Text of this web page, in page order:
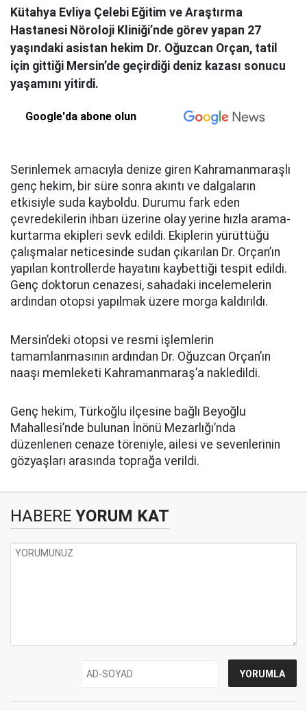
Kütahya Evliya Çelebi Eğitim ve Araştırma
Hastanesi Nöroloji Kliniği’nde görev yapan 27
yaşındaki asistan hekim Dr. Oğuzcan Orçan, tatil
için gittiği Mersin’de geçirdiği deniz kazası sonucu
yaşamını yitirdi.
Google'da abone olun
Serinlemek amacıyla denize giren Kahramanmaraşlı
genç hekim, bir süre sonra akıntı ve dalgaların
etkisiyle suda kayboldu. Durumu fark eden
çevredekilerin ihbarı üzerine olay yerine hızla arama-
kurtarma ekipleri sevk edildi. Ekiplerin yürüttüğü
çalışmalar neticesinde sudan çıkarılan Dr. Orçan’ın
yapılan kontrollerde hayatını kaybettiği tespit edildi.
Genç doktorun cenazesi, sahadaki incelemelerin
ardından otopsi yapılmak üzere morga kaldırıldı.
Mersin’deki otopsi ve resmi işlemlerin
tamamlanmasının ardından Dr. Oğuzcan Orçan’ın
naaşı memleketi Kahramanmaraş’a nakledildi.
Genç hekim, Türkoğlu ilçesine bağlı Beyoğlu
Mahallesi’nde bulunan İnönü Mezarlığı’nda
düzenlenen cenaze töreniyle, ailesi ve sevenlerinin
gözyaşları arasında toprağa verildi.
HABERE YORUM KAT